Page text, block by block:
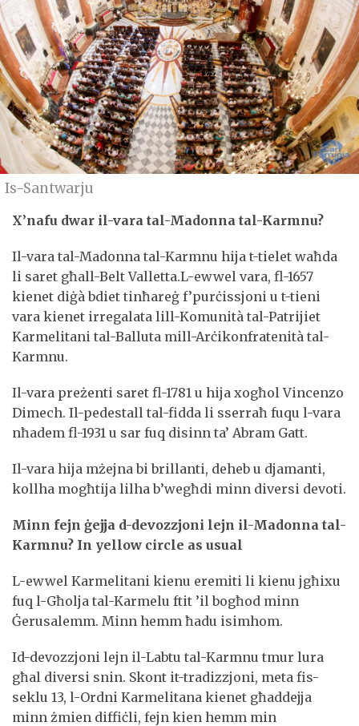
Is-Santwarju
X’nafu dwar il-vara tal-Madonna tal-Karmnu?
Il-vara tal-Madonna tal-Karmnu hija t-tielet waħda
li saret għall-Belt Valletta.L-ewwel vara, fl-1657
kienet diġà bdiet tinħareġ f’purċissjoni u t-tieni
vara kienet irregalata lill-Komunità tal-Patrijiet
Karmelitani tal-Balluta mill-Arċikonfratenità tal-
Karmnu.
Il-vara preżenti saret fl-1781 u hija xogħol Vincenzo
Dimech. Il-pedestall tal-fidda li sserraħ fuqu l-vara
nħadem fl-1931 u sar fuq disinn ta’ Abram Gatt.
Il-vara hija mżejna bi brillanti, deheb u djamanti,
kollha mogħtija lilha b’wegħdi minn diversi devoti.
Minn fejn ġejja d-devozzjoni lejn il-Madonna tal-
Karmnu? In yellow circle as usual
L-ewwel Karmelitani kienu eremiti li kienu jgħixu
fuq l-Għolja tal-Karmelu ftit ’il bogħod minn
Ġerusalemm. Minn hemm ħadu isimhom.
Id-devozzjoni lejn il-Labtu tal-Karmnu tmur lura
għal diversi snin. Skont it-tradizzjoni, meta fis-
seklu 13, l-Ordni Karmelitana kienet għaddejja
minn żmien diffiċli, fejn kien hemm min